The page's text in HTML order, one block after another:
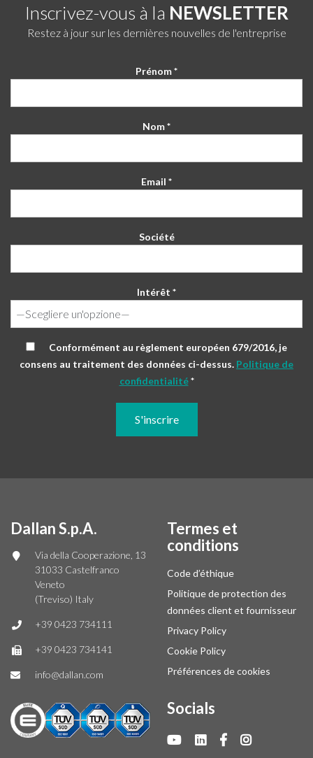
Inscrivez-vous à la NEWSLETTER
Restez à jour sur les dernières nouvelles de l'entreprise
Prénom *
Nom *
Email *
Société
Intérêt *
Conformément au règlement européen 679/2016, je
consens au traitement des données ci-dessus. Politique de
confidentialité*
Dallan S.p.A.
Via della Cooperazione, 13
31033 Castelfranco
Veneto
(Treviso) Italy
+39 0423 734111
+39 0423 734141
info@dallan.com
Termes et
conditions
Code d’éthique
Politique de protection des
données client et fournisseur
Privacy Policy
Cookie Policy
Préférences de cookies
Socials